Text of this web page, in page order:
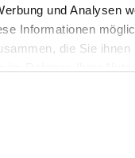
und Analysen
Informationen
die Sie ihnen
col. 05